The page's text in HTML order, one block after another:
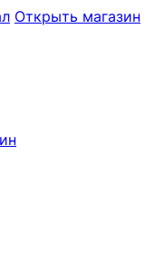
Открыть магазин